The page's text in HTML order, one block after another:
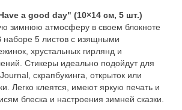
a good day" (10×14 см, 5 шт.)
зимнюю атмосферу в своем блокноте
наборе 5 листов с изящными
хрустальных гирлянд и
Стикеры идеально подойдут для
скрапбукинга, открыток или
Легко клеятся, имеют яркую печать и
блеска и настроения зимней сказки.